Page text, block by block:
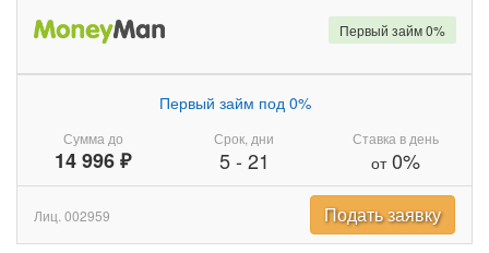
Сумма до
14 996 ₽
Первый займ под 0%
Срок, дни
5- 21
Ставка в день
от0%
Первый займ 0%
Лиц. 002959 Подать заявку